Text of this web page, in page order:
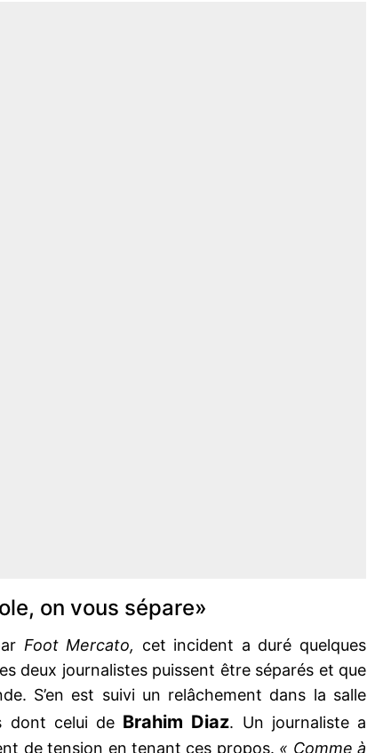
on vous sépare»
Foot Mercato, cet incident a duré quelques
deux journalistes puissent être séparés et que
S’en est suivi un relâchement dans la salle
dont celui de Brahim Diaz. Un journaliste a
de tension en tenant ces propos. « Comme à